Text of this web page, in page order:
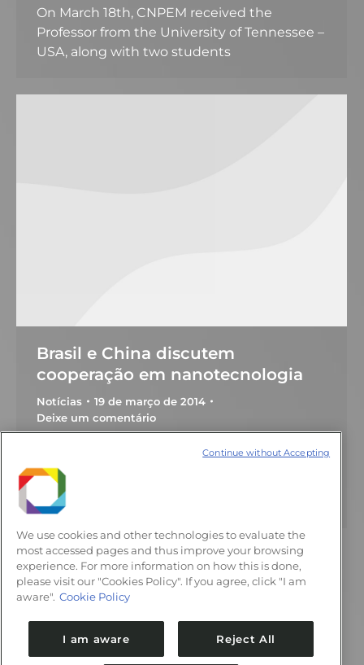
On March 18th, CNPEM received the
Professor from the University of Tennessee –
USA, along with two students
Brasil e China discutem
cooperação em nanotecnologia
Notícias
19 de março de 2014
Deixe um comentário
Campinas (SP), com o objetivo de colocar
em prática o centro binacional criado em
2012
← 1 … 50 51 52 53 54
We use cookies and other technologies to evaluate the
most accessed pages and thus improve your browsing
experience. For more information on how this is done,
please visit our "Cookies Policy". If you agree, click "I am
aware". Cookie Policy
I am aware Reject All
Continue without Accepting